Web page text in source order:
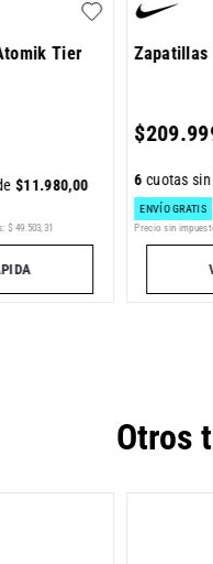
Tier
$11.980,00
$ 49 503 31
Zapatillas
$209.
6cuotas
ENVÍO GRATIS
Precio sin
Otros